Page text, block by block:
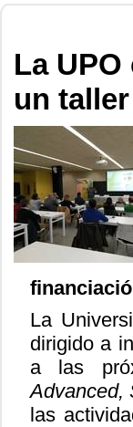
La
un
La
dirigido a
a las
Advanced,
las